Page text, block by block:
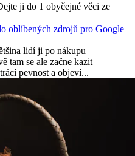
ji do 1 obyčejné věci ze
oblíbených zdrojů pro Google
lidí ji po nákupu
tam se ale začne kazit
pevnost a objeví...